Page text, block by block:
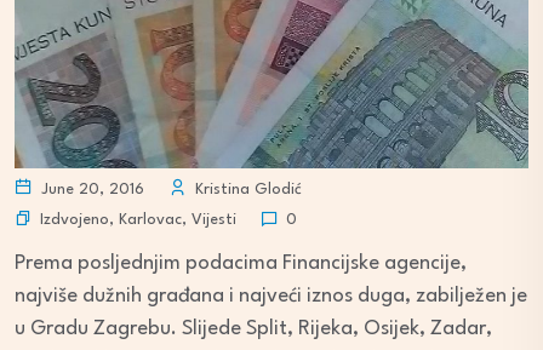
June 20, 2016
Kristina Glodić
Izdvojeno, Karlovac, Vijesti 0
Prema posljednjim podacima Financijske agencije,
najviše dužnih građana i najveći iznos duga, zabilježen je
u Gradu Zagrebu. Slijede Split, Rijeka, Osijek, Zadar,